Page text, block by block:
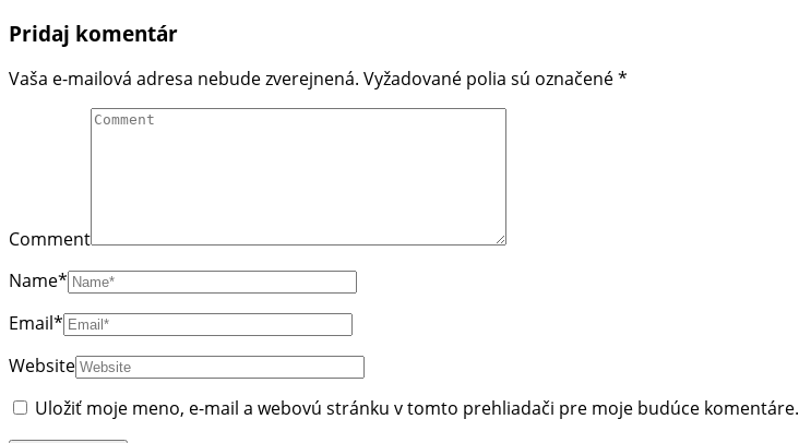
Pridaj komentár
Vaša e-mailová adresa nebude zverejnená. Vyžadované polia sú označené*
Comment
Name*
Email*
Website
Uložiť moje meno, e-mail a webovú stránku v tomto prehliadači pre moje budúce komentáre.